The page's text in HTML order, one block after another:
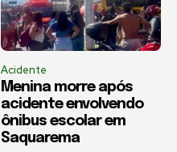
Acidente
Menina morre após
acidente envolvendo
ônibus escolar em
Saquarema